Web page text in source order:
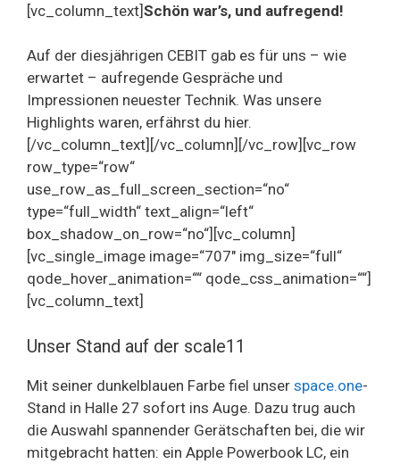
[vc_column_text]Schön war’s, und aufregend!
Auf der diesjährigen CEBIT gab es für uns – wie
erwartet – aufregende Gespräche und
Impressionen neuester Technik. Was unsere
Highlights waren, erfährst du hier.
[/vc_column_text][/vc_column][/vc_row][vc_row
row_type=“row“
use_row_as_full_screen_section=“no“
type=“full_width“ text_align=“left“
box_shadow_on_row=“no“][vc_column]
[vc_single_image image=“707″ img_size=“full“
qode_hover_animation=““ qode_css_animation=““]
[vc_column_text]
Unser Stand auf der scale11
Mit seiner dunkelblauen Farbe fiel unser space.one-
Stand in Halle 27 sofort ins Auge. Dazu trug auch
die Auswahl spannender Gerätschaften bei, die wir
mitgebracht hatten: ein Apple Powerbook LC, ein